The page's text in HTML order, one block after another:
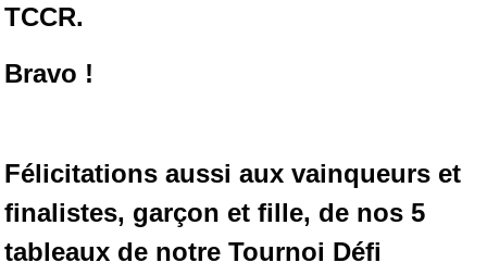
TCCR.
Bravo !
Félicitations aussi aux vainqueurs et
finalistes, garçon et fille, de nos 5
tableaux de notre Tournoi Défi